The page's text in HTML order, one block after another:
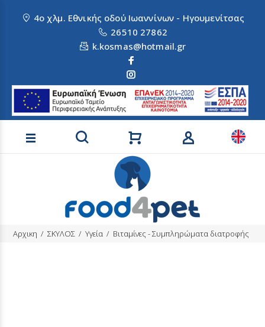
4ο χλμ. Εθνικής οδού Ιωαννίνων - Ηγουμενίτσας
26510 27862
k.kosmas@hotmail.gr
Αναζήτηση προϊόντων
Αρχικη ΣΚΥΛΟΣ Υγεία Βιταμίνες - Συμπληρώματα διατροφής